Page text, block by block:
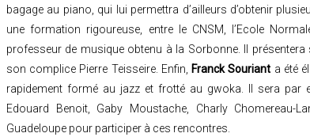
bagage au piano, qui lui permettra d’ailleurs d’obtenir
une formation rigoureuse, entre le CNSM, l’Ecole
professeur de musique obtenu à la Sorbonne. Il
son complice Pierre Teisseire. Enfin,
Franck Souriant a été
rapidement formé au jazz et frotté au gwoka. Il sera par
Edouard Benoit, Gaby Moustache, Charly Chomereau-
Guadeloupe pour participer à ces rencontres.